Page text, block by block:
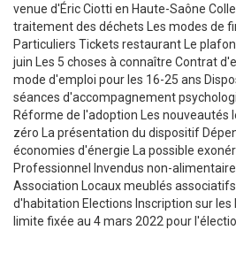
venue d'Éric Ciotti en Haute-Saône
traitement des déchets Les modes de
Particuliers Tickets restaurant Le
juin Les 5 choses à connaître Contrat
mode d'emploi pour les 16-25 ans
séances d'accompagnement
Réforme de l'adoption Les nouveautés
zéro La présentation du dispositif
économies d'énergie La possible
Professionnel Invendus non-
Association Locaux meublés
d'habitation Elections Inscription sur
limite fixée au 4 mars 2022 pour